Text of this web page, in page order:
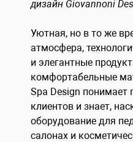
дизайн Giovannoni
Уютная, но в то же
атмосфера,
и элегантные
комфортабельные
Spa Design понимает
клиентов и знает,
оборудование для
салонах и